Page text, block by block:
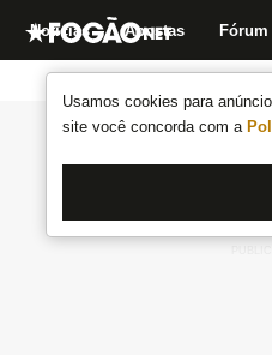
Usamos cookies para
site você concorda com a
Notícias Apostas Fórum